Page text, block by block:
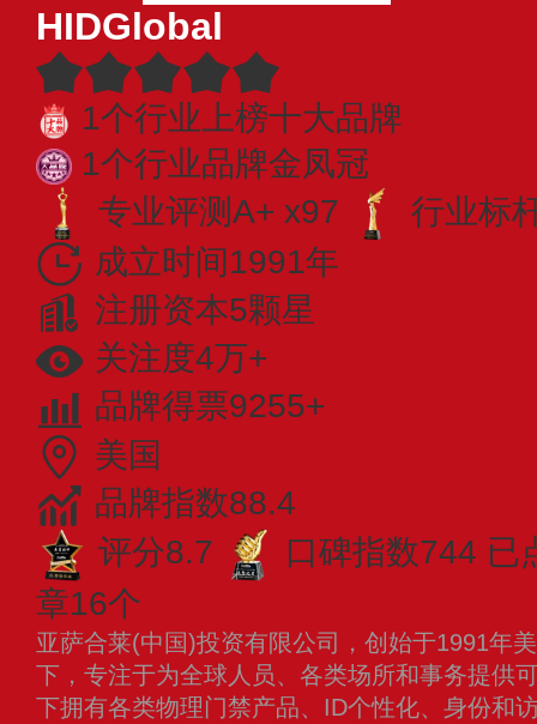
HIDGlobal
1个行业上榜十大品牌
1个行业品牌金凤冠
专业评测A+ x97
行业标
成立时间1991年
注册资本5颗星
关注度4万+
品牌得票9255+
美国
品牌指数88.4
评分8.7
口碑指数744 已
章16个
亚萨合莱(中国)投资有限公司，创始于1991年
下，专注于为全球人员、各类场所和事务提供
下拥有各类物理门禁产品、ID个性化、身份和